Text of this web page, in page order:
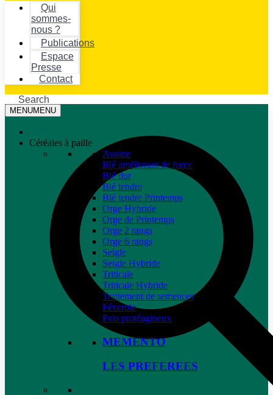
Qui
sommes-
nous ?
Publications
Espace
Presse
Contact
Search
MENUMENU
Céréales à paille
Avoine
Blé améliorant de force
Blé dur
Blé tendre
Blé tendre Printemps
Orge Hybride
Orge de Printemps
Orge 2 rangs
Orge 6 rangs
Seigle
Seigle Hybride
Triticale
Triticale Hybride
Traitement de semences
Féverole
Pois protéagineux
MEMENTO
LES PREFEREES